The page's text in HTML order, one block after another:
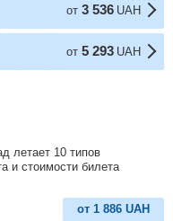
от 3 536 UAH
от 5 293 UAH
летает 10 типов
и стоимости билета
от 1 886 UAH